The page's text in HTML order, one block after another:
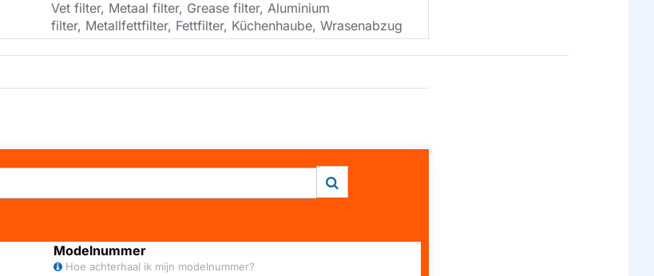
Vet filter, Metaal filter, Grease filter, Aluminium
filter, Metallfettfilter, Fettfilter, Küchenhaube, Wrasenabzug
Modelnummer
Hoe achterhaal ik mijn modelnummer?